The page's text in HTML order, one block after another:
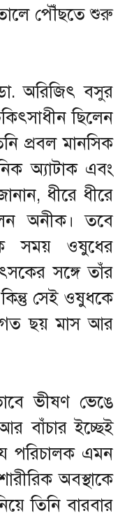
পৌঁছতে শুরু
অরিজিৎ বসুর
ছিলেন
প্রবল মানসিক
অ্যাটাক এবং
ধীরে ধীরে
অনীক। তবে
সময় ওষুধের
সঙ্গে তাঁর
সেই ওষুধকে
গত ছয় মাস আর
ভীষণ ভেঙে
বাঁচার ইচ্ছেই
পরিচালক এমন
অবস্থাকে
তিনি বারবার